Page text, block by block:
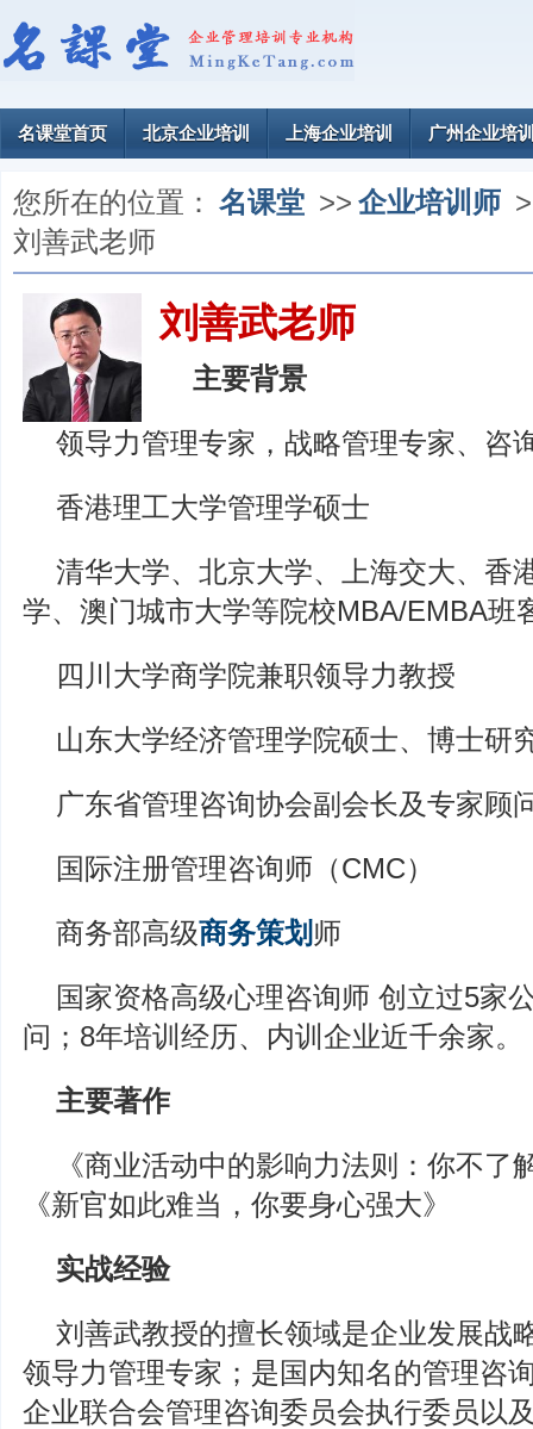
名课堂首页 北京企业培训 上海企业培训 广州企业培
您所在的位置： 名课堂 >> 企业培训师
刘善武老师
刘善武老师
主要背景
领导力管理专家，战略管理专家、咨
香港理工大学管理学硕士
清华大学、北京大学、上海交大、香
学、澳门城市大学等院校MBA/EMBA班
四川大学商学院兼职领导力教授
山东大学经济管理学院硕士、博士研
广东省管理咨询协会副会长及专家顾
国际注册管理咨询师（CMC）
商务部高级商务策划 师
国家资格高级心理咨询师 创立过5家
问；8年培训经历、内训企业近千余家。
主要著作
《商业活动中的影响力法则：你不了
《新官如此难当，你要身心强大》
实战经验
刘善武教授的擅长领域是企业发展战
领导力管理专家；是国内知名的管理咨
企业联合会管理咨询委员会执行委员以